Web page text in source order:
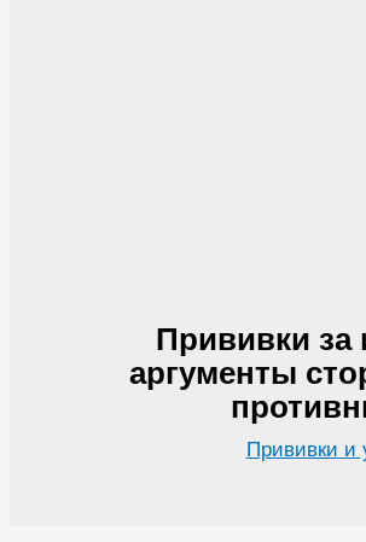
Прививки за
аргументы
Прививки и